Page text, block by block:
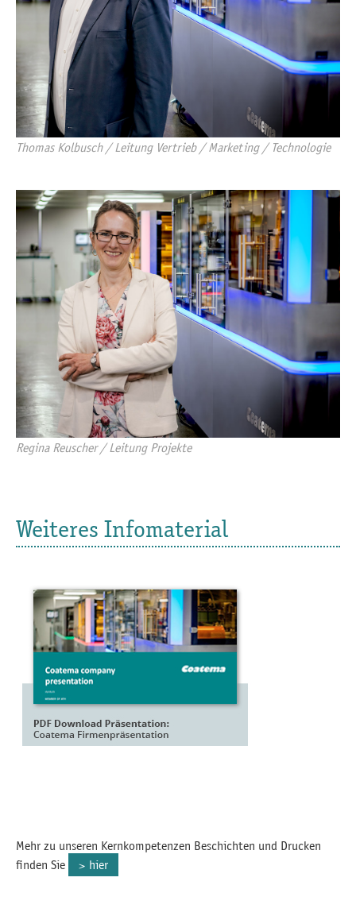
Thomas Kolbusch / Leitung Vertrieb / Marketing / Technologie
Regina Reuscher / Leitung Projekte
Weiteres Infomaterial
Mehr zu unseren Kernkompetenzen Beschichten und Drucken
finden Sie
hier